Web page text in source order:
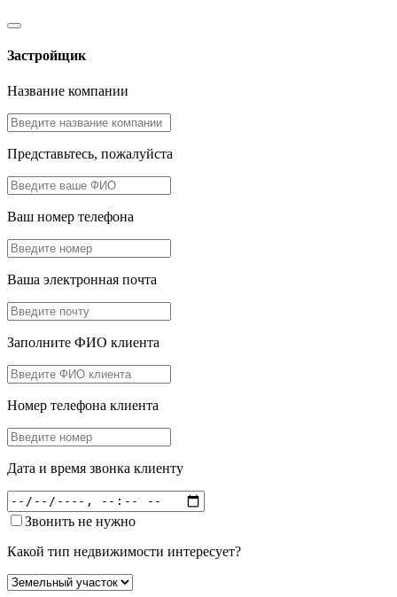
Застройщик
Название компании
Представьтесь, пожалуйста
Ваш номер телефона
Ваша электронная почта
Заполните ФИО клиента
Номер телефона клиента
Дата и время звонка клиенту
Звонить не нужно
Какой тип недвижимости интересует?